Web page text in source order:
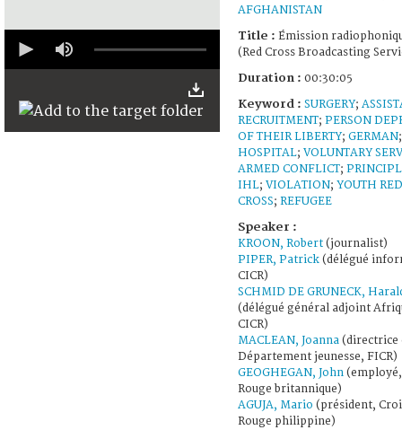
seconds
AFGHANISTAN
Title : Émission
(Red Cross Broadcasting
Duration : 00:30:05
Keyword : SURGERY;
RECRUITMENT; PERSON
OF THEIR LIBERTY; GERMAN;
HOSPITAL; VOLUNTARY
ARMED CONFLICT;
IHL; VIOLATION; YOUTH RED
CROSS; REFUGEE
Speaker :
KROON, Robert (journalist)
PIPER, Patrick (délégué
CICR)
SCHMID DE GRUNECK,
(délégué général adjoint
CICR)
MACLEAN, Joanna (directrice
Département jeunesse, FICR)
GEOGHEGAN, John
Rouge britannique)
AGUJA, Mario (président,
Rouge philippine)